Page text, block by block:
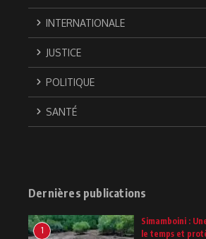
INTERNATIONALE
JUSTICE
POLITIQUE
SANTÉ
Dernières publications
1
Simamboini :
le temps et